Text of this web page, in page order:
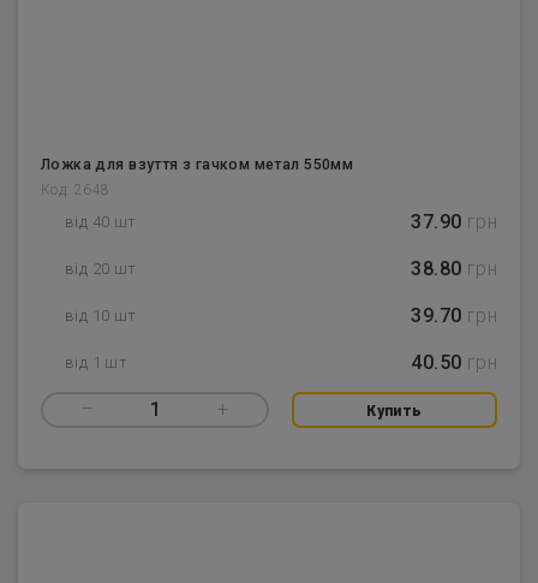
Ложка для взуття з гачком метал 550мм
Код: 2648
від 40 шт 37.90 грн
від 20 шт 38.80 грн
від 10 шт 39.70 грн
від 1 шт 40.50 грн
– 1 + Купить